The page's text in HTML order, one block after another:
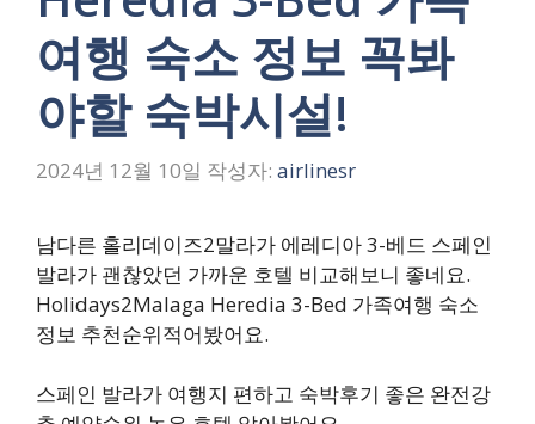
여행 숙소 정보 꼭봐
야할 숙박시설!
2024년 12월 10일 작성자: airlinesr
남다른 홀리데이즈2말라가 에레디아 3-베드 스페인
발라가 괜찮았던 가까운 호텔 비교해보니 좋네요.
Holidays2Malaga Heredia 3-Bed 가족여행 숙소
정보 추천순위적어봤어요.
스페인 발라가 여행지 편하고 숙박후기 좋은 완전강